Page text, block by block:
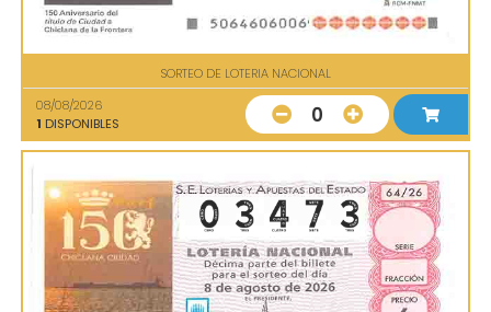
SORTEO DE LOTERIA NACIONAL
08/08/2026
1 DISPONIBLES 0